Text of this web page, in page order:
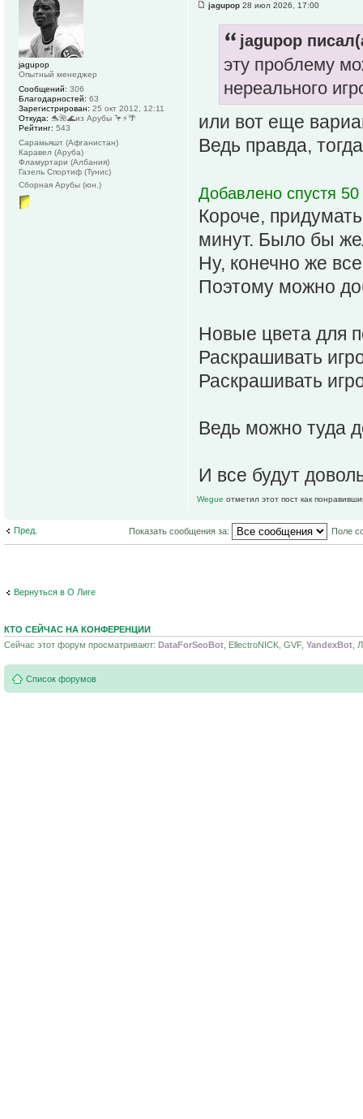
jagupop 28 июл 2026, 17:00
jagupop
эту проблему
нереального
или вот еще
Ведь правда,
Добавлено спустя 50
Короче,
минут. Было бы
Ну, конечно же
Поэтому можно
Новые цвета для
Раскрашивать
Раскрашивать
Ведь можно туда
И все будут
Wegue отметил этот пост как
jagupop
Опытный менеджер
Сообщений: 306
Благодарностей: 63
Зарегистрирован: 25 окт 2012, 12:11
Откуда: 🐬🌺🌊из Арубы 🦩⚡️🌴
Рейтинг: 543
Сарамьяшт (Афганистан)
Каравел (Аруба)
Фламуртари (Албания)
Газель Спортиф (Тунис)
Сборная Арубы (юн.)
Пред. Показать сообщения за: Поле
Вернуться в О Лиге
КТО СЕЙЧАС НА КОНФЕРЕНЦИИ
Сейчас этот форум просматривают: DataForSeoBot , EllectroNICK, GVF, YandexBot ,
Список форумов